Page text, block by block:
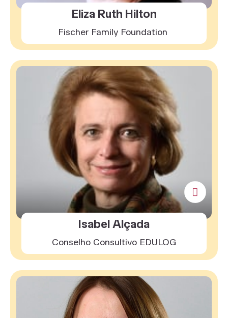
Eliza Ruth Hilton
Fischer Family Foundation
Isabel Alçada
Conselho Consultivo EDULOG